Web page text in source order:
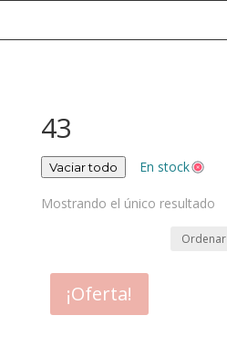
43
Vaciar todo En stock
Mostrando el único resultado
¡Oferta!